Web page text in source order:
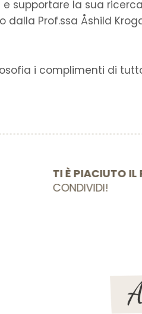
e supportare la sua
dalla Prof.ssa Åshild
i complimenti di
TI È
CONDIVIDI!